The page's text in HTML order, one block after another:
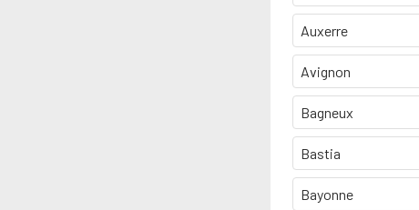
Auxerre
Avignon
Bagneux
Bastia
Bayonne